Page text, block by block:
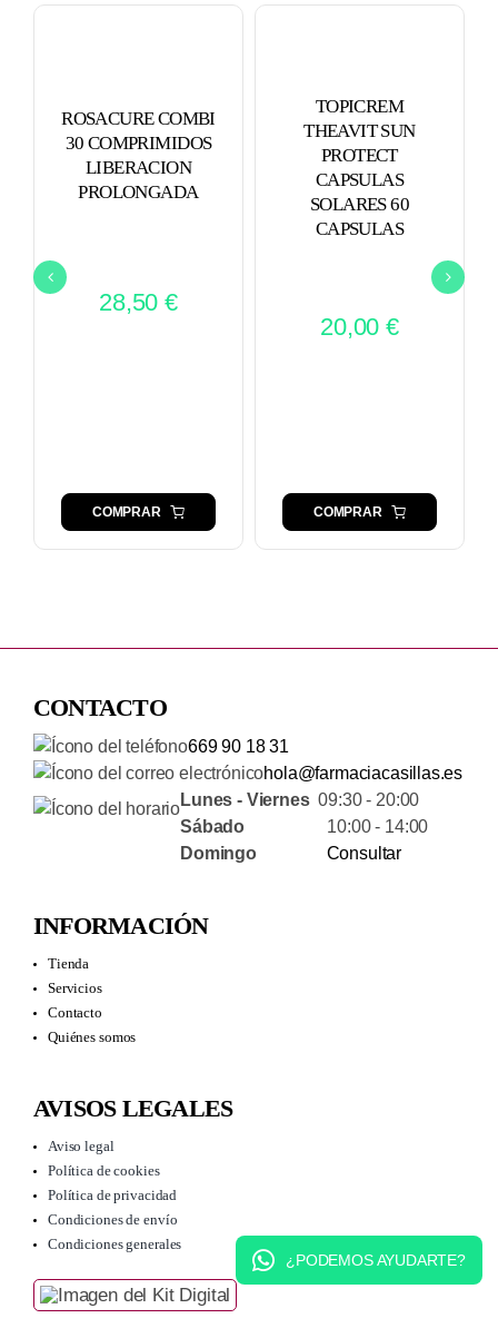
ROSACURE COMBI
30 COMPRIMIDOS
LIBERACION
PROLONGADA
28,50 €
COMPRAR
TOPICREM
THEAVIT SUN
PROTECT
CAPSULAS
SOLARES 60
CAPSULAS
20,00 €
COMPRAR
CONTACTO
669 90 18 31
hola@farmaciacasillas.es
Lunes - Viernes09:30 - 20:00
Sábado 10:00 - 14:00
Domingo
Consultar
INFORMACIÓN
Tienda
Servicios
Contacto
Quiénes somos
AVISOS LEGALES
Aviso legal
Política de cookies
Política de privacidad
Condiciones de envío
Condiciones generales
¿PODEMOS AYUDARTE?